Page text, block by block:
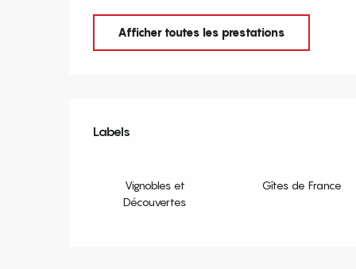
Afficher toutes les prestations
Offres de
Labels
Labels
Vignobles et
Découvertes
Gîtes de France